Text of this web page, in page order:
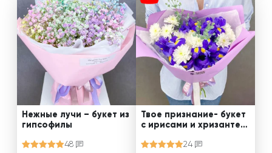
Нежные лучи – букет из
гипсофилы
48
Твое признание- букет
с ирисами и хризантем
24